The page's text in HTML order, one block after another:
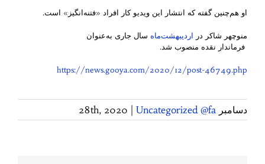
او هم‌چنین گفته که انتشار این ویدیو کار افراد «فتنه‌انگیز» است.
منوچهر شاکر در اردیبهشت‌ماه سال جاری به‌عنوان
فرماندار نقده منصوب شد.
https://news.gooya.com/2020/12/post-46749.php
دسامبر 28th, 2020 Uncategorized @fa